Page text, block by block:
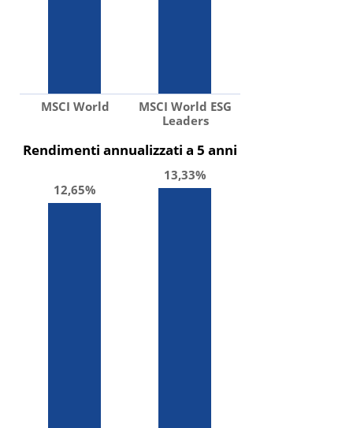
MSCI World
MSCI World ESG
Leaders
Rendimenti annualizzati a 5 anni
12,65%
13,33%